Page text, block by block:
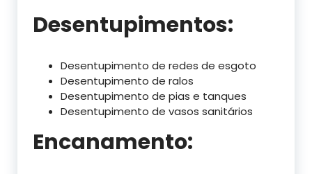
Desentupimentos:
Desentupimento de redes de esgoto
Desentupimento de ralos
Desentupimento de pias e tanques
Desentupimento de vasos sanitários
Encanamento: